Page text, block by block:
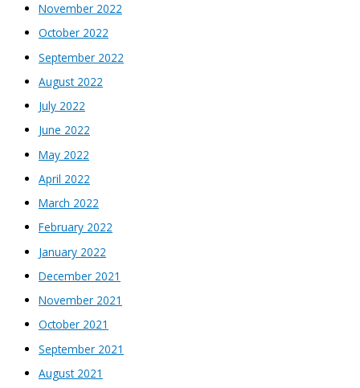
November 2022
October 2022
September 2022
August 2022
July 2022
June 2022
May 2022
April 2022
March 2022
February 2022
January 2022
December 2021
November 2021
October 2021
September 2021
August 2021